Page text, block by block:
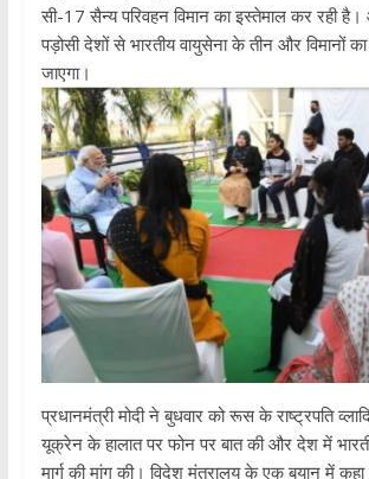
सी-17 सैन्य परिवहन विमान का इस्तेमाल कर रही
पड़ोसी देशों से भारतीय वायुसेना के तीन और विमानों
जाएगा।
प्रधानमंत्री मोदी ने बुधवार को रूस के राष्ट्रपति
यूक्रेन के हालात पर फोन पर बात की और देश में
मार्ग की मांग की। विदेश मंत्रालय के एक बयान में कहा